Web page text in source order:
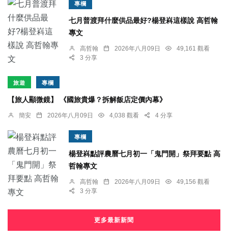
專欄
七月普渡拜什麼供品最好?楊登嵙這樣說 高哲翰
專文
高哲翰 2026年八月09日
49,161 觀看
3 分享
旅遊 專欄
【旅人顯微鏡】 《國旅貴爆？拆解飯店定價內幕》
簡安 2026年八月09日 4,038 觀看 4 分享
專欄
楊登嵙點評農曆七月初一「鬼門開」祭拜要點 高
哲翰專文
高哲翰 2026年八月09日
49,156 觀看
3 分享
更多最新新聞